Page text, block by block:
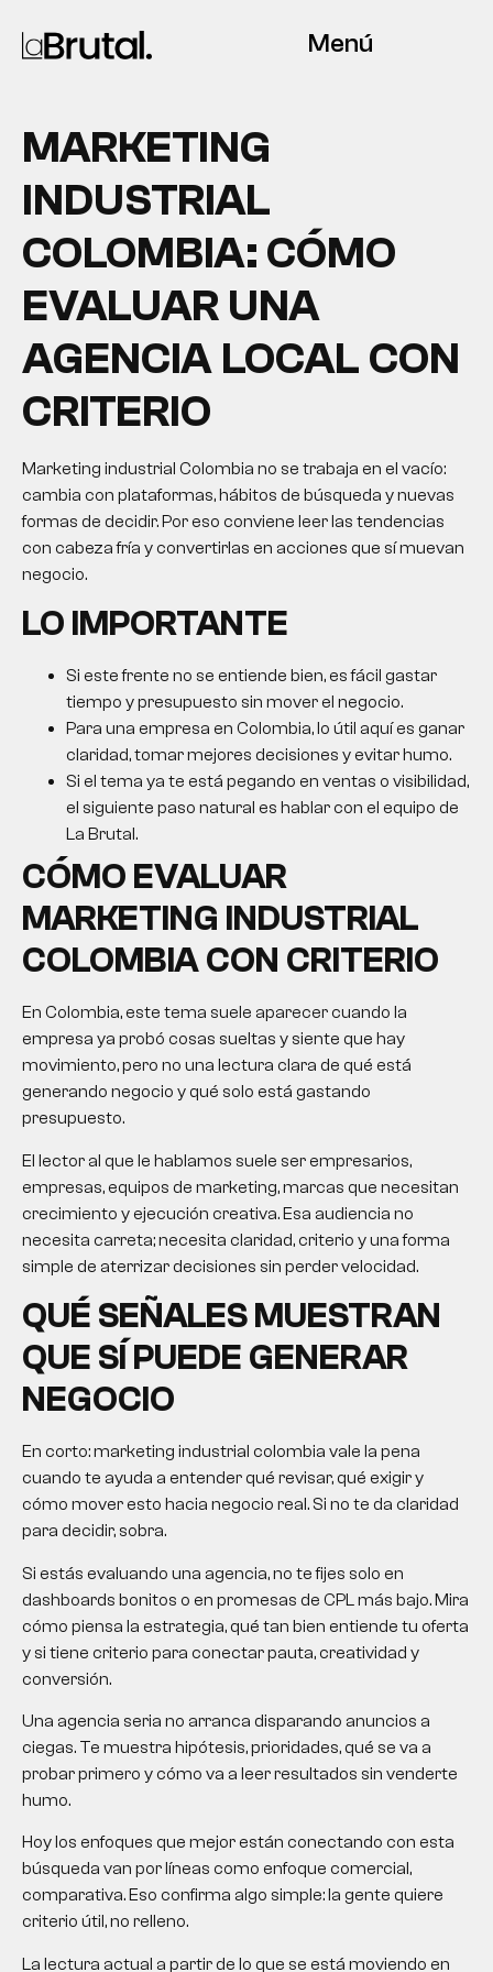
Menú
MARKETING
INDUSTRIAL
COLOMBIA: CÓMO
EVALUAR UNA
AGENCIA LOCAL CON
CRITERIO
Marketing industrial Colombia no se trabaja en el vacío:
cambia con plataformas, hábitos de búsqueda y nuevas
formas de decidir. Por eso conviene leer las tendencias
con cabeza fría y convertirlas en acciones que sí muevan
negocio.
LO IMPORTANTE
Si este frente no se entiende bien, es fácil gastar
tiempo y presupuesto sin mover el negocio.
Para una empresa en Colombia, lo útil aquí es ganar
claridad, tomar mejores decisiones y evitar humo.
Si el tema ya te está pegando en ventas o visibilidad,
el siguiente paso natural es hablar con el equipo de
La Brutal.
CÓMO EVALUAR
MARKETING INDUSTRIAL
COLOMBIACON CRITERIO
En Colombia, este tema suele aparecer cuando la
empresa ya probó cosas sueltas y siente que hay
movimiento, pero no una lectura clara de qué está
generando negocio y qué solo está gastando
presupuesto.
El lector al que le hablamos suele ser empresarios,
empresas, equipos de marketing, marcas que necesitan
crecimiento y ejecución creativa. Esa audiencia no
necesita carreta; necesita claridad, criterio y una forma
simple de aterrizar decisiones sin perder velocidad.
QUÉ SEÑALES MUESTRAN
QUE SÍ PUEDE GENERAR
NEGOCIO
En corto:marketing industrial colombia vale la pena
cuando te ayuda a entender qué revisar, qué exigir y
cómo mover esto hacia negocio real. Si no te da claridad
para decidir, sobra.
Si estás evaluando una agencia, no te fijes solo en
dashboards bonitos o en promesas de CPL más bajo. Mira
cómo piensa la estrategia, qué tan bien entiende tu oferta
y si tiene criterio para conectar pauta, creatividad y
conversión.
Una agencia seria no arranca disparando anuncios a
ciegas. Te muestra hipótesis, prioridades, qué se va a
probar primero y cómo va a leer resultados sin venderte
humo.
Hoy los enfoques que mejor están conectando con esta
búsqueda van por líneas como enfoque comercial,
comparativa. Eso confirma algo simple: la gente quiere
criterio útil, no relleno.
La lectura actual a partir de lo que se está moviendo en